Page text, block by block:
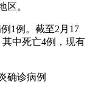
区。
1例。截至2月17
中死亡4例，现有
确诊病例